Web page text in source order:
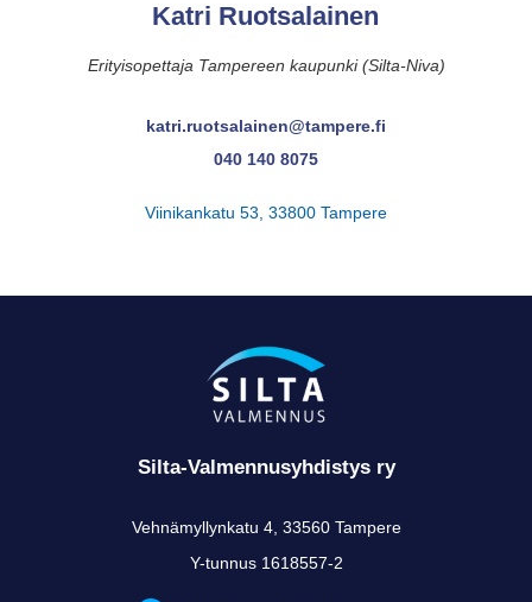
Katri Ruotsalainen
Erityisopettaja Tampereen kaupunki (Silta-Niva)
katri.ruotsalainen@tampere.fi
040 140 8075
Viinikankatu 53, 33800 Tampere
Silta-Valmennusyhdistys ry
Vehnämyllynkatu 4, 33560 Tampere
Y-tunnus 1618557-2